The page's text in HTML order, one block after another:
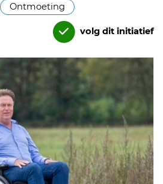
Ontmoeting
volg dit initiatief